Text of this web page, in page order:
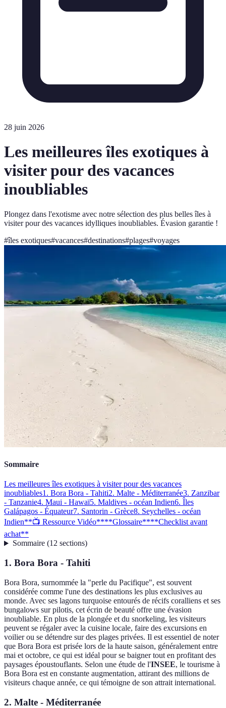
28 juin 2026
Les meilleures îles exotiques à
visiter pour des vacances
inoubliables
Plongez dans l'exotisme avec notre sélection des plus belles îles à
visiter pour des vacances idylliques inoubliables. Évasion garantie !
#îles exotiques#vacances#destinations#plages#voyages
Sommaire
Les meilleures îles exotiques à visiter pour des vacances
inoubliables1. Bora Bora - Tahiti2. Malte - Méditerranée3. Zanzibar
- Tanzanie4. Maui - Hawaï5. Maldives - océan Indien6. Îles
Galápagos - Équateur7. Santorin - Grèce8. Seychelles - océan
Indien**📺 Ressource Vidéo****Glossaire****Checklist avant
achat**
Sommaire(12 sections)
1. Bora Bora - Tahiti
Bora Bora, surnommée la "perle du Pacifique", est souvent
considérée comme l'une des destinations les plus exclusives au
monde. Avec ses lagons turquoise entourés de récifs coralliens et ses
bungalows sur pilotis, cet écrin de beauté offre une évasion
inoubliable. En plus de la plongée et du snorkeling, les visiteurs
peuvent se régaler avec la cuisine locale, faire des excursions en
voilier ou se détendre sur des plages privées. Il est essentiel de noter
que Bora Bora est prisée lors de la haute saison, généralement entre
mai et octobre, ce qui est idéal pour se baigner tout en profitant des
paysages époustouflants. Selon une étude de l'INSEE, le tourisme à
Bora Bora est en constante augmentation, attirant des millions de
visiteurs chaque année, ce qui témoigne de son attrait international.
2. Malte - Méditerranée